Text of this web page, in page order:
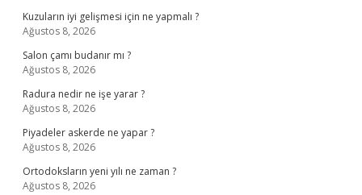
Kuzuların iyi gelişmesi için ne yapmalı ?
Ağustos 8, 2026
Salon çamı budanır mı ?
Ağustos 8, 2026
Radura nedir ne işe yarar ?
Ağustos 8, 2026
Piyadeler askerde ne yapar ?
Ağustos 8, 2026
Ortodoksların yeni yılı ne zaman ?
Ağustos 8, 2026